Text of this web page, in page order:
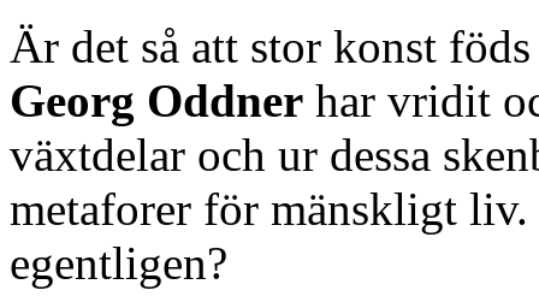
Är det så att stor konst
Georg Oddner har vridit
växtdelar och ur dessa
metaforer för mänskligt
egentligen?